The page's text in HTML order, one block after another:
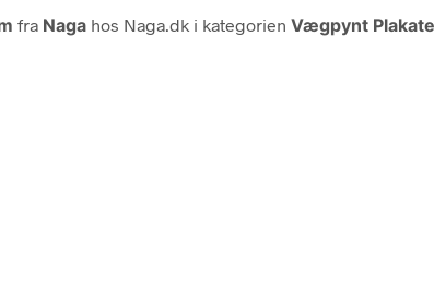
fra Naga hos Naga.dk i kategorien Vægpynt